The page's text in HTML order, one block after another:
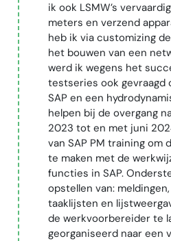
ik ook LSMW’s
meters en verzend
heb ik via customizing
het bouwen van een
werd ik wegens het
testseries ook
SAP en een
helpen bij de overgang
2023 tot en met juni
van SAP PM training om
te maken met de
functies in SAP.
opstellen van:
taaklijsten en
de werkvoorbereider te
georganiseerd naar een